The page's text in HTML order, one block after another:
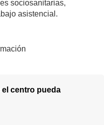
sociosanitarias,
asistencial.
el centro pueda